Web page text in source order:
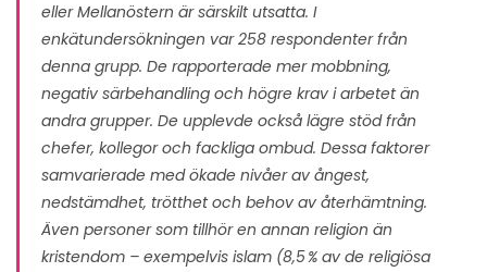
eller Mellanöstern är särskilt utsatta. I
enkätundersökningen var 258 respondenter från
denna grupp. De rapporterade mer mobbning,
negativ särbehandling och högre krav i arbetet än
andra grupper. De upplevde också lägre stöd från
chefer, kollegor och fackliga ombud. Dessa faktorer
samvarierade med ökade nivåer av ångest,
nedstämdhet, trötthet och behov av återhämtning​.
Även personer som tillhör en annan religion än
kristendom – exempelvis islam (8,5 % av de religiösa